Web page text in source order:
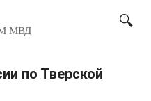
МВД
по Тверской